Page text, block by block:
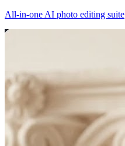
All-in-one AI photo editing suite